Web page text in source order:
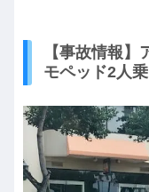
【事故情報
モペッド2人